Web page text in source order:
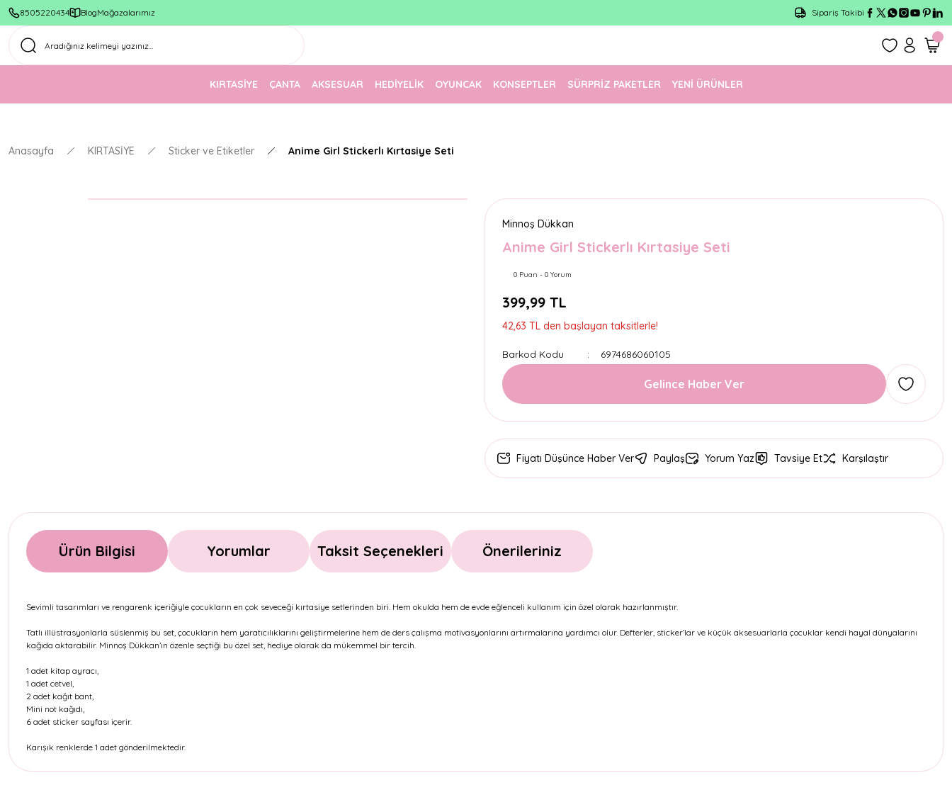
8505220434 BlogMağazalarımız
1500 TL Üzeri Ücretsiz Kargo
Sipariş Takibi
KIRTASİYE ÇANTA AKSESUAR HEDİYELİK OYUNCAK KONSEPTLER SÜRPRİZ PAKETLER YENİ ÜRÜNLER
Anasayfa KIRTASİYE Sticker ve Etiketler Anime Girl Stickerlı Kırtasiye Seti
Minnoş Dükkan
Anime Girl Stickerlı Kırtasiye Seti
0 Puan - 0 Yorum
399,99 TL
42,63 TL den başlayan taksitlerle!
Barkod Kodu 6974686060105
Gelince Haber Ver
Fiyatı Düşünce Haber Ver Paylaş Yorum Yaz Tavsiye Et Karşılaştır
Ürün Bilgisi Yorumlar Taksit Seçenekleri Önerileriniz
Sevimli tasarımları ve rengarenk içeriğiyle çocukların en çok seveceği kırtasiye setlerinden biri. Hem okulda hem de evde eğlenceli kullanım için özel olarak hazırlanmıştır.
Tatlı illüstrasyonlarla süslenmiş bu set, çocukların hem yaratıcılıklarını geliştirmelerine hem de ders çalışma motivasyonlarını artırmalarına yardımcı olur. Defterler, sticker’lar ve küçük aksesuarlarla çocuklar kendi hayal dünyalarını
kağıda aktarabilir. Minnoş Dükkan’ın özenle seçtiği bu özel set, hediye olarak da mükemmel bir tercih.
1 adet kitap ayracı,
1 adet cetvel,
2 adet kağıt bant,
Mini not kağıdı,
6 adet sticker sayfası içerir.
Karışık renklerde 1 adet gönderilmektedir.